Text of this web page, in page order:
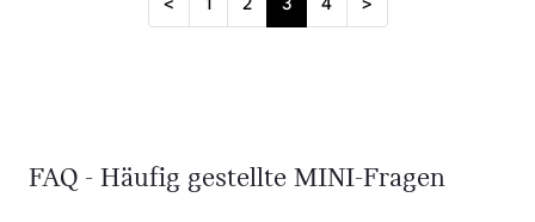
< 1 2 3 4 >
FAQ - Häufig gestellte MINI-Fragen